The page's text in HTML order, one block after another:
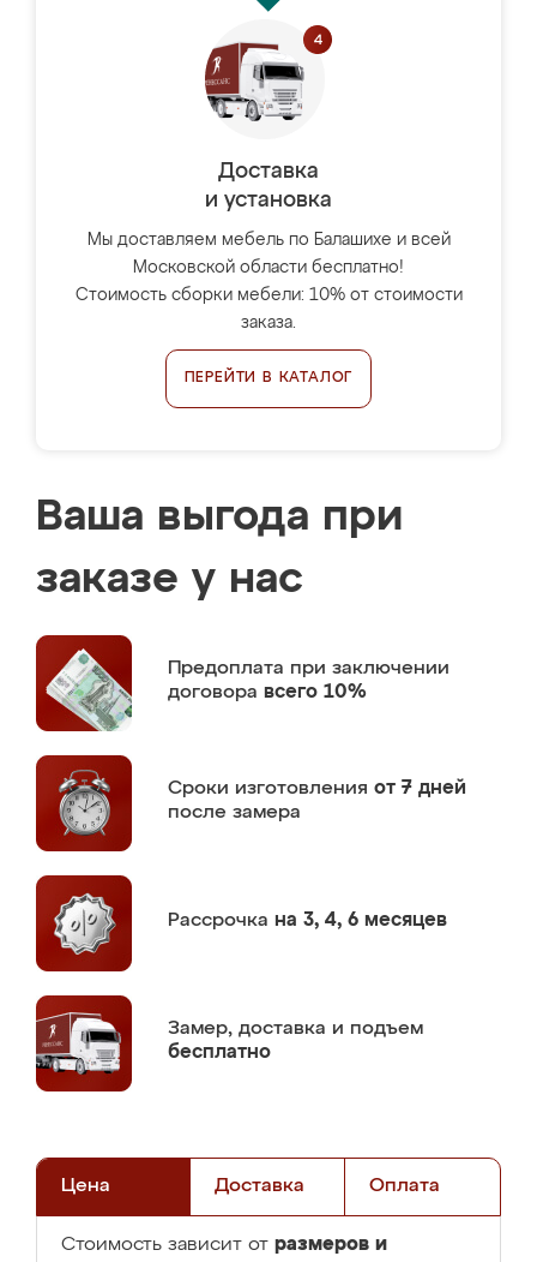
Доставка
и установка
Мы доставляем мебель по Балашихе и всей
Московской области бесплатно!
Стоимость сборки мебели: 10% от стоимости
заказа.
ПЕРЕЙТИ В КАТАЛОГ
Ваша выгода при
заказе у нас
Предоплата при заключении
договора всего 10%
Сроки изготовления от 7 дней
после замера
Рассрочка на 3, 4, 6 месяцев
Замер, доставка и подъем
бесплатно
Цена Доставка Оплата
Стоимость зависит от размеров и